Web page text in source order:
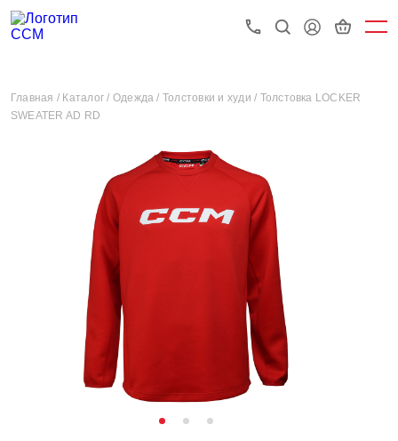
Главная / Каталог / Одежда / Толстовки и худи / Толстовка LOCKER
SWEATER AD RD